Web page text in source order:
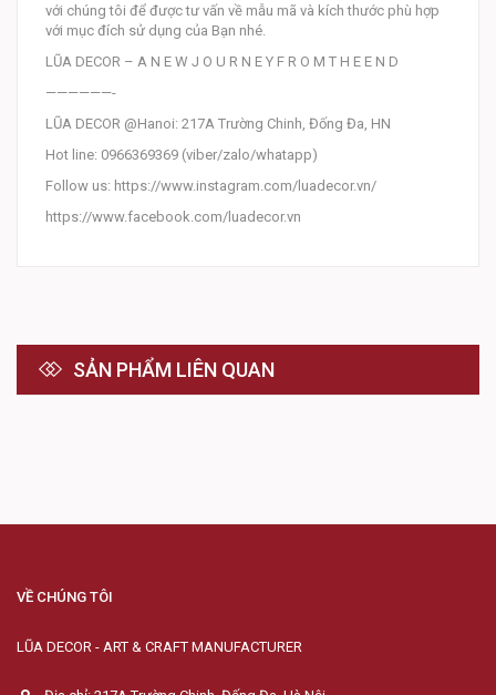
với chúng tôi để được tư vấn về mẫu mã và kích thước phù hợp
với mục đích sử dụng của Bạn nhé.
LŨA DECOR – A N E W J O U R N E Y F R O M T H E E N D
——————-
LŨA DECOR @Hanoi: 217A Trường Chinh, Đống Đa, HN
Hot line: 0966369369 (viber/zalo/whatapp)
Follow us: https://www.instagram.com/luadecor.vn/
https://www.facebook.com/luadecor.vn
SẢN PHẨM LIÊN QUAN
VỀ CHÚNG TÔI
LŨA DECOR - ART & CRAFT MANUFACTURER